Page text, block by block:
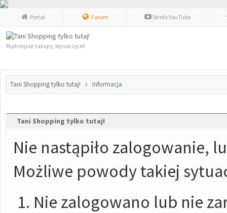
Portal Forum Strefa YouTube
Mądrzejsze zakupy, lepsze życie!
Tani Shopping tylko tutaj! Informacja
Tani Shopping tylko tutaj!
Nie nastąpiło zalogowanie,
Możliwe powody takiej
Nie zalogowano lub nie